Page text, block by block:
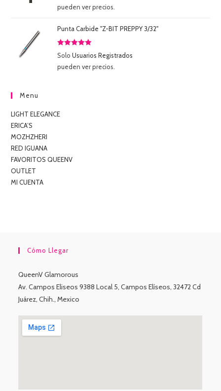
5
pueden ver precios.
Punta Carbide "Z-BIT PREPPY 3/32"
Valorado
5
SoloUsuarios Registrados
pueden ver precios.
Menu
LIGHT ELEGANCE
ERICA’S
MOZHZHERI
RED IGUANA
FAVORITOS QUEENV
OUTLET
MI CUENTA
Cómo Llegar
QueenV Glamorous
Av. Campos Eliseos 9388 Local 5, Campos Elíseos, 32472 Cd
Juárez, Chih., Mexico